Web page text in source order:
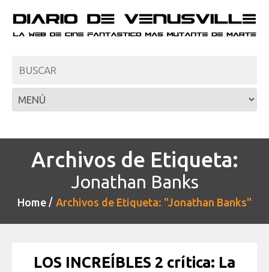
Archivos de Etiqueta:
Jonathan Banks
Home Archivos de Etiqueta: "Jonathan Banks"
LOS INCREÍBLES 2 crítica: La